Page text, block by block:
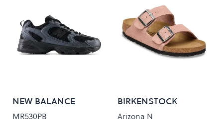
NEW BALANCE
MR530PB
BIRKENSTOCK
Arizona N